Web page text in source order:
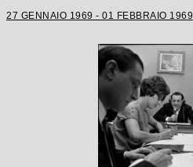
27 GENNAIO 1969 - 01 FEBBRAIO 1969